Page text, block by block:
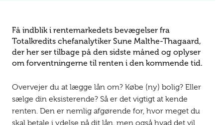
Få indblik i rentemarkedets bevægelser fra
Totalkredits chefanalytiker Sune Malthe-Thagaard,
der her ser tilbage på den sidste måned og oplyser
om forventningerne til renten i den kommende tid.
Overvejer du at lægge lån om? Købe (ny) bolig? Eller
sælge din eksisterende? Så er det vigtigt at kende
renten. Den er nemlig afgørende for, hvor meget du
skal betale i ydelse på dit lån, men også hvad det vil